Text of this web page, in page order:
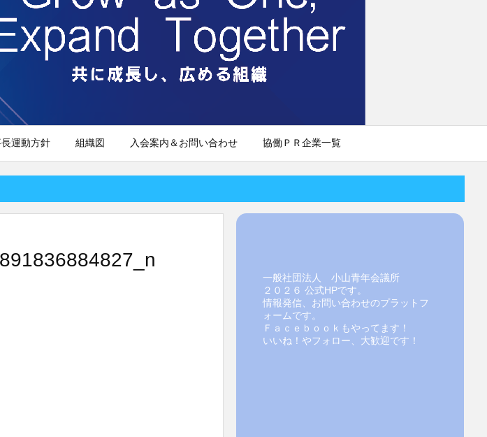
運動方針 組織図 入会案内＆お問い合わせ 協働ＰＲ企業一覧
一般社団法人 小山青年会議所
２０２６ 公式HPです。
情報発信、お問い合わせのプラットフ
ォームです。
Ｆａｃｅｂｏｏｋもやってます！
いいね！やフォロー、大歓迎です！